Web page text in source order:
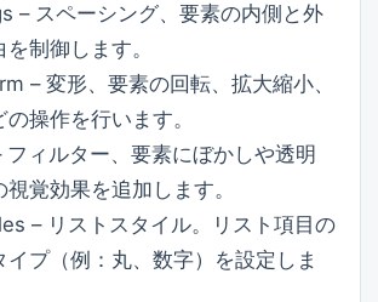
– スペーシング、要素の内側と外
制御します。
– 変形、要素の回転、拡大縮小、
操作を行います。
フィルター、要素にぼかしや透明
視覚効果を追加します。
– リストスタイル。リスト項目の
イプ（例：丸、数字）を設定しま